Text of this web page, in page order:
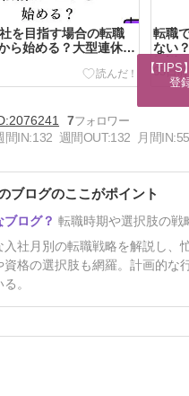
を目指す場合の転職
ら始める？大型連休に
転職
ない
解説
65日前
を狙うなら転職活動は
ら始めればいい？情報収
2076241
7
間IN:132 週間OUT:132 月間IN:
ブログのここがポイント
転職時期や選択肢の戦
入社月別の転職戦略を解説し、
資格の選択肢も網羅。計画的な
。
【TIPS
登